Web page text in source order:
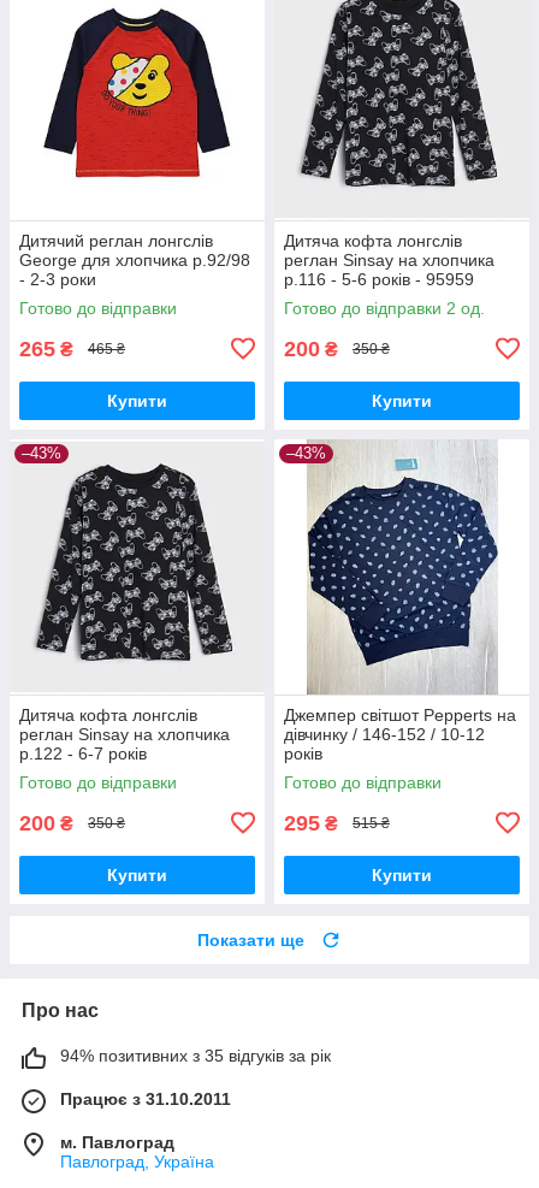
Дитячий реглан лонгслів
George для хлопчика р.92/98
- 2-3 роки
Готово до відправки
265 ₴ 465 ₴
Купити
Дитяча кофта лонгслів
реглан Sinsay на хлопчика
р.116 - 5-6 років - 95959
Готово до відправки 2 од.
200 ₴ 350 ₴
Купити
–43%
Дитяча кофта лонгслів
реглан Sinsay на хлопчика
р.122 - 6-7 років
Готово до відправки
200 ₴ 350 ₴
Купити
–43%
Джемпер світшот Pepperts на
дівчинку / 146-152 / 10-12
років
Готово до відправки
295 ₴ 515 ₴
Купити
Показати ще
Про нас
94% позитивних з 35 відгуків за рік
Працює з 31.10.2011
м. Павлоград
Павлоград, Україна